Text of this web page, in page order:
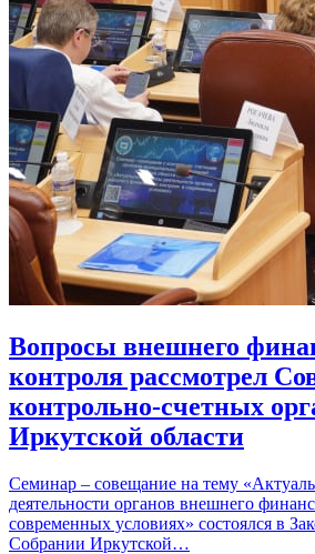
Вопросы внешнего
контроля рассмотрел
контрольно-счетных
Иркутской области
Семинар – совещание на тему
деятельности органов внешнего
современных условиях» состоялся в
Собрании Иркутской…